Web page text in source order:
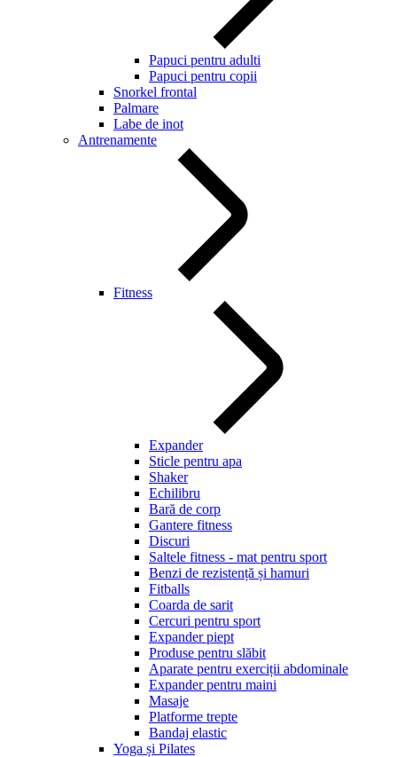
Papuci pentru adulti
Papuci pentru copii
Snorkel frontal
Palmare
Labe de inot
Antrenamente
Fitness
Expander
Sticle pentru apa
Shaker
Echilibru
Bară de corp
Gantere fitness
Discuri
Saltele fitness - mat pentru sport
Benzi de rezistență și hamuri
Fitballs
Coarda de sarit
Cercuri pentru sport
Expander piept
Produse pentru slăbit
Aparate pentru exerciții abdominale
Expander pentru maini
Masaje
Platforme trepte
Bandaj elastic
Yoga și Pilates